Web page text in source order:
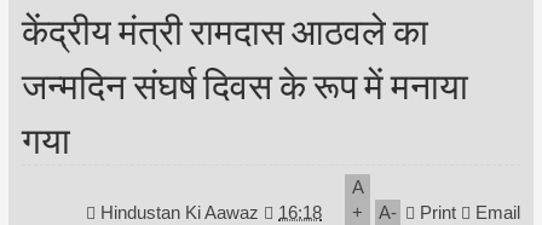
केंद्रीय मंत्री रामदास आठवले का
जन्मदिन संघर्ष दिवस के रूप में मनाया
गया
Hindustan Ki Aawaz 16:18
A
+
A- Print Email